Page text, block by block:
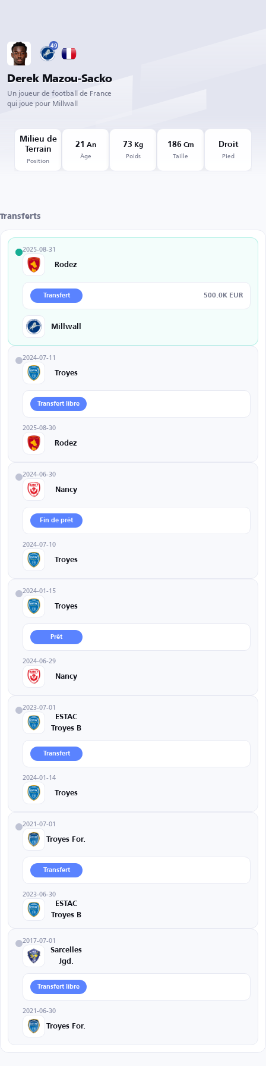
49
Derek Mazou-Sacko
Un joueur de football de France
qui joue pour Millwall
Milieu de
Terrain
Position
21 An
Âge
73 Kg
Poids
186Cm
Taille
Droit
Pied
Transferts
2025-08-31
Rodez
Transfert 500.0K EUR
Millwall
2024-07-11
Troyes
Transfert libre
2025-08-30
Rodez
2024-06-30
Nancy
Fin de prêt
2024-07-10
Troyes
2024-01-15
Troyes
Prêt
2024-06-29
Nancy
2023-07-01
ESTAC
Troyes B
Transfert
2024-01-14
Troyes
2021-07-01
Troyes For.
Transfert
2023-06-30
ESTAC
Troyes B
2017-07-01
Sarcelles
Jgd.
Transfert libre
2021-06-30
Troyes For.